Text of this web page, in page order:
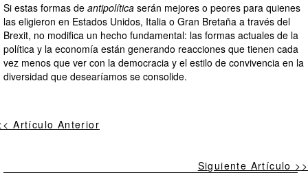
Si estas formas de antipolítica serán mejores o peores para quienes
las eligieron en Estados Unidos, Italia o Gran Bretaña a través del
Brexit, no modifica un hecho fundamental: las formas actuales de la
política y la economía están generando reacciones que tienen cada
vez menos que ver con la democracia y el estilo de convivencia en la
diversidad que desearíamos se consolide.
Artículo Anterior
Siguiente Artículo >>